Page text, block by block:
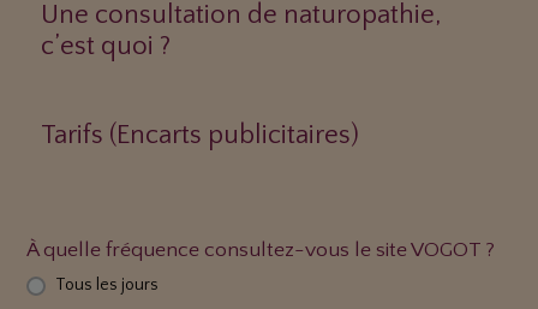
Une consultation de naturopathie,
c’est quoi ?
Tarifs (Encarts publicitaires)
À quelle fréquence consultez-vous le site VOGOT ?
Tous les jours